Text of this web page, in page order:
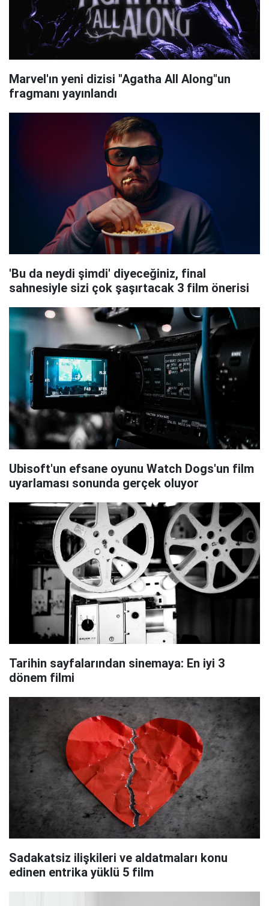
Marvel'ın yeni dizisi "Agatha All Along"un
fragmanı yayınlandı
'Bu da neydi şimdi' diyeceğiniz, final
sahnesiyle sizi çok şaşırtacak 3 film önerisi
Ubisoft'un efsane oyunu Watch Dogs'un film
uyarlaması sonunda gerçek oluyor
Tarihin sayfalarından sinemaya: En iyi 3
dönem filmi
Sadakatsiz ilişkileri ve aldatmaları konu
edinen entrika yüklü 5 film